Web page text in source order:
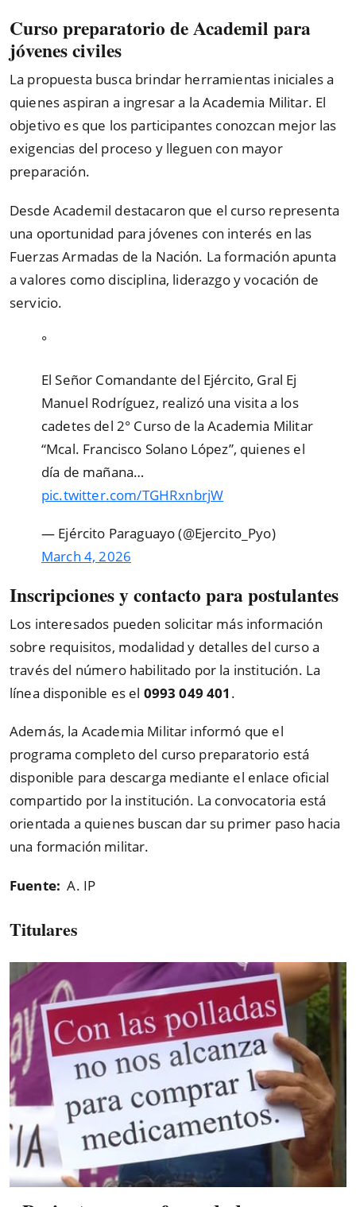
Curso preparatorio de Academil para
jóvenes civiles
La propuesta busca brindar herramientas iniciales a
quienes aspiran a ingresar a la Academia Militar. El
objetivo es que los participantes conozcan mejor las
exigencias del proceso y lleguen con mayor
preparación.
Desde Academil destacaron que el curso representa
una oportunidad para jóvenes con interés en las
Fuerzas Armadas de la Nación. La formación apunta
a valores como disciplina, liderazgo y vocación de
servicio.
°
El Señor Comandante del Ejército, Gral Ej
Manuel Rodríguez, realizó una visita a los
cadetes del 2° Curso de la Academia Militar
“Mcal. Francisco Solano López”, quienes el
día de mañana…
pic.twitter.com/TGHRxnbrjW
— Ejército Paraguayo (@Ejercito_Pyo)
March 4, 2026
Inscripciones y contacto para postulantes
Los interesados pueden solicitar más información
sobre requisitos, modalidad y detalles del curso a
través del número habilitado por la institución. La
línea disponible es el 0993 049 401 .
Además, la Academia Militar informó que el
programa completo del curso preparatorio está
disponible para descarga mediante el enlace oficial
compartido por la institución. La convocatoria está
orientada a quienes buscan dar su primer paso hacia
una formación militar.
Fuente:A. IP
Titulares